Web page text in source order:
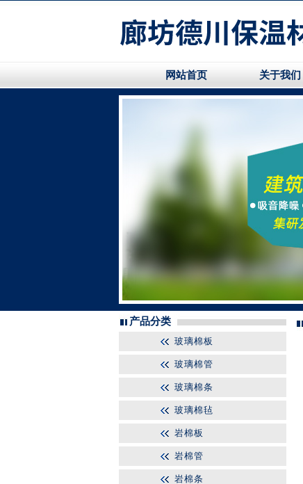
网站首页 关于我们
产品分类
玻璃棉板
玻璃棉管
玻璃棉条
玻璃棉毡
岩棉板
岩棉管
岩棉条